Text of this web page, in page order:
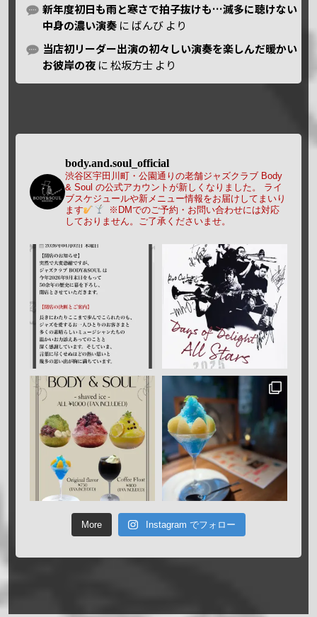
新年度初日も雨と寒さで拍子抜けも…滅多に聴けない
中身の濃い演奏 に ばんび より
当店初リーダー出演の初々しい演奏を楽しんだ暖かい
お彼岸の夜 に松坂方士 より
body.and.soul_official
渋谷区宇田川町・公園通りの老舗ジャズクラブ Body
& Soul の公式アカウントが新しくなりました。
ライ
ブスケジュールや新メニュー情報をお届けしてまいり
ます
※DMでのご予約・お問い合わせには対応
しておりません。ご了承くださいませ。
More Instagram でフォロー